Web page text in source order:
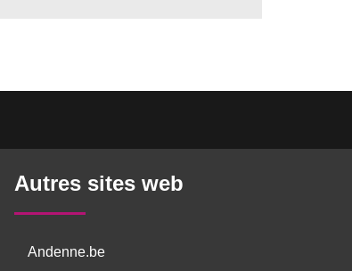
Autres sites web
Andenne.be